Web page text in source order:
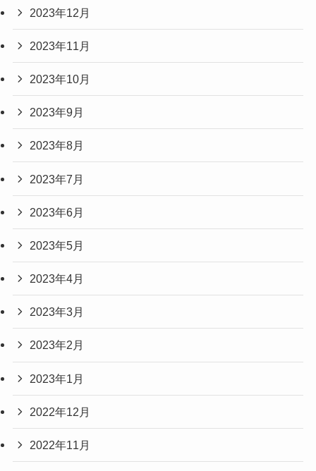
2023年12月
2023年11月
2023年10月
2023年9月
2023年8月
2023年7月
2023年6月
2023年5月
2023年4月
2023年3月
2023年2月
2023年1月
2022年12月
2022年11月